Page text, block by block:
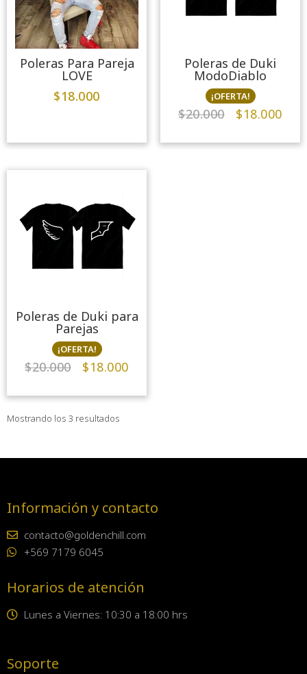
Poleras Para Pareja
LOVE
$18.000
Poleras de Duki
ModoDiablo
¡OFERTA!
$20.000 $18.000
Poleras de Duki para
Parejas
¡OFERTA!
$20.000 $18.000
Mostrando los 3 resultados
Información y contacto
contacto@goldenchill.com
+569 7179 6045
Horarios de atención
Lunes a Viernes: 10:30 a 18:00 hrs
Soporte